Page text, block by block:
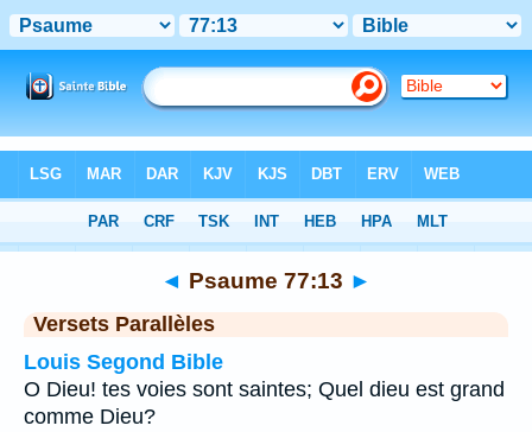
Chapitre 77> Verset 13
◄ Psaume 77:13 ►
Versets Parallèles
Louis Segond Bible
O Dieu! tes voies sont saintes; Quel dieu est grand
comme Dieu?